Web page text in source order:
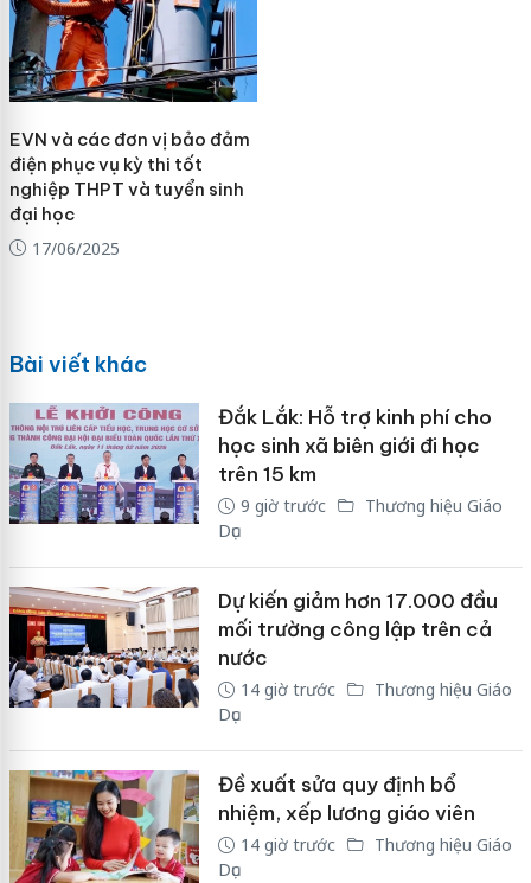
EVN và các đơn vị bảo đảm
điện phục vụ kỳ thi tốt
nghiệp THPT và tuyển sinh
đại học
17/06/2025
Bài viết khác
Đắk Lắk: Hỗ trợ kinh phí cho
học sinh xã biên giới đi học
trên 15 km
9 giờ trước
Thương hiệu Giáo
Dục
Dự kiến giảm hơn 17.000 đầu
mối trường công lập trên cả
nước
14 giờ trước
Thương hiệu Giáo
Dục
Đề xuất sửa quy định bổ
nhiệm, xếp lương giáo viên
14 giờ trước
Thương hiệu Giáo
Dục